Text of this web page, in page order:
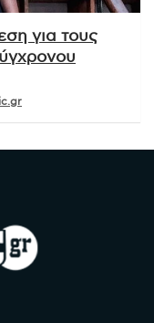
για τους